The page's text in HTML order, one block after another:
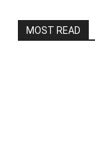
MOST READ